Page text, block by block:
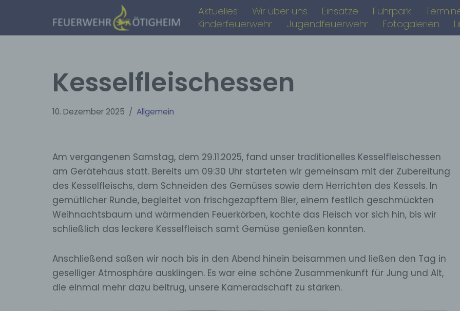
Aktuelles Wir über uns Einsätze Fuhrpark
Kinderfeuerwehr
Jugendfeuerwehr Fotogalerien
Kesselfleischessen
10. Dezember 2025 Allgemein
Am vergangenen Samstag, dem 29.11.2025, fand unser traditionelles Kesselfleischessen
am Gerätehaus statt. Bereits um 09:30 Uhr starteten wir gemeinsam mit der Zubereitung
des Kesselfleischs, dem Schneiden des Gemüses sowie dem Herrichten des Kessels. In
gemütlicher Runde, begleitet von frischgezapftem Bier, einem festlich geschmückten
Weihnachtsbaum und wärmenden Feuerkörben, kochte das Fleisch vor sich hin, bis wir
schließlich das leckere Kesselfleisch samt Gemüse genießen konnten.
Anschließend saßen wir noch bis in den Abend hinein beisammen und ließen den Tag in
geselliger Atmosphäre ausklingen. Es war eine schöne Zusammenkunft für Jung und Alt,
die einmal mehr dazu beitrug, unsere Kameradschaft zu stärken.